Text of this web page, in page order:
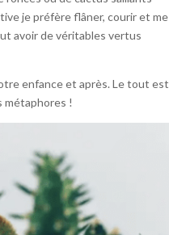
je préfère flâner, courir et me
avoir de véritables vertus
enfance et après. Le tout est
métaphores !